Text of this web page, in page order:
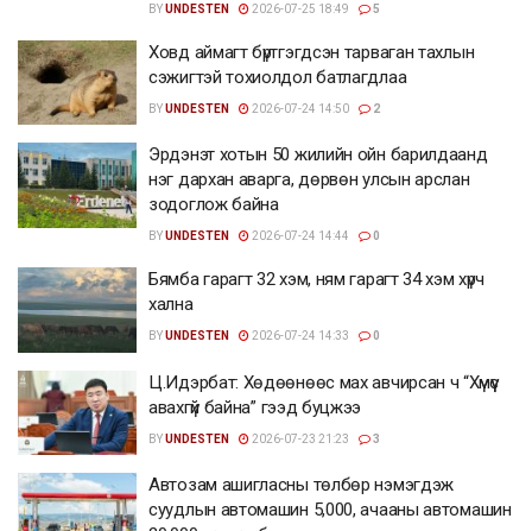
BYUNDESTEN 2026-07-25 18:49 5
Ховд аймагт бүртгэгдсэн тарваган тахлын
сэжигтэй тохиолдол батлагдлаа
BYUNDESTEN 2026-07-24 14:50 2
Эрдэнэт хотын 50 жилийн ойн барилдаанд
нэг дархан аварга, дөрвөн улсын арслан
зодоглож байна
BYUNDESTEN 2026-07-24 14:44 0
Бямба гарагт 32 хэм, ням гарагт 34 хэм хүрч
хална
BYUNDESTEN 2026-07-24 14:33 0
Ц.Идэрбат: Хөдөөнөөс мах авчирсан ч “Хүмүүс
авахгүй байна” гээд буцжээ
BYUNDESTEN 2026-07-23 21:23 3
Автозам ашигласны төлбөр нэмэгдэж
суудлын автомашин 5,000, ачааны автомашин